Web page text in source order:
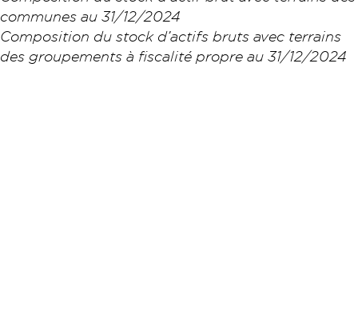
communes au 31/12/2024
Composition du stock d’actifs bruts avec terrains
des groupements à fiscalité propre au 31/12/2024